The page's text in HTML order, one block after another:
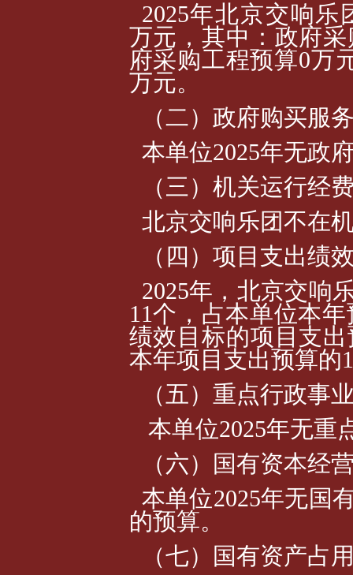
2025年北京交响乐
万元，其中：政府采
府采购工程预算0万
万元。
（二）政府购买服
本单位2025年无政
（三）机关运行经
北京交响乐团不在
（四）项目支出绩
2025年，北京交响
11个，占本单位本
绩效目标的项目支出
本年项目支出预算的
（五）重点行政事
本单位2025年无重
（六）国有资本经
本单位2025年无国
的预算。
（七）国有资产占